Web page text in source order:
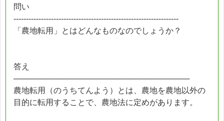
問い
------------------------------------------------------------------
「農地転用」とはどんなものなのでしょうか？
答え
────────────────────────────────
農地転用（のうちてんよう）とは、農地を農地以外の
目的に転用することで、農地法に定めがあります。